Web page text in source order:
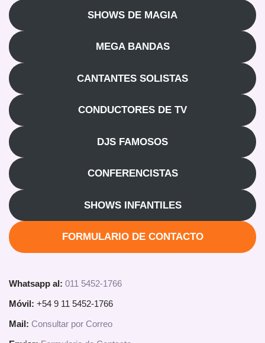
SHOWS DE MAGIA
MEGA BANDAS
CANTANTES SOLISTAS
CONDUCTORES DE TV
DJS FAMOSOS
CONFERENCISTAS
SHOWS INFANTILES
FORMULARIO DE CONTACTO
Whatsapp al: 011 5452-1766
Móvil: +54 9 11 5452-1766
Mail: Consultar por Correo